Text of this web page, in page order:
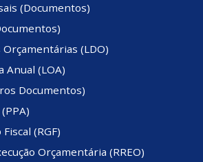
(Documentos)
(LDO)
Anual (LOA)
Documentos)
(RGF)
Orçamentária (RREO)